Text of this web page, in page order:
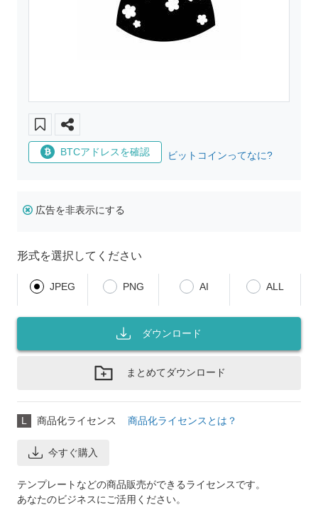
BTCアドレスを確認 ビットコインってなに?
広告を非表示にする
形式を選択してください
JPEG PNG AI ALL
ダウンロード
まとめてダウンロード
L 商品化ライセンス 商品化ライセンスとは？
今すぐ購入
テンプレートなどの商品販売ができるライセンスです。
あなたのビジネスにご活用ください。